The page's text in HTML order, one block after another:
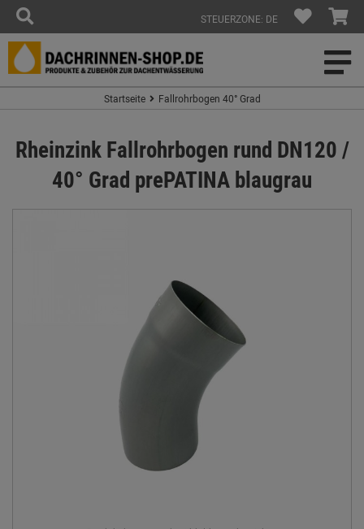
STEUERZONE: DE
Startseite Fallrohrbogen 40° Grad
Rheinzink Fallrohrbogen rund DN120 /
40° Grad prePATINA blaugrau